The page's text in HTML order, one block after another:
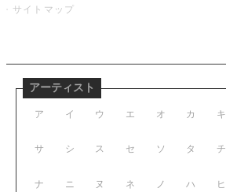
サイトマップ
アーティスト
ア イ ウ エ オ
サ シ ス セ ソ
ナ ニ ヌ ネ ノ
カ キ
タ チ
ハ ヒ